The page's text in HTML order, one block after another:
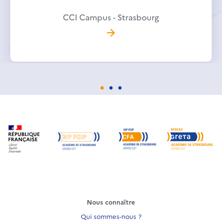
CCI Campus - Strasbourg
Nous connaître
Qui sommes-nous ?